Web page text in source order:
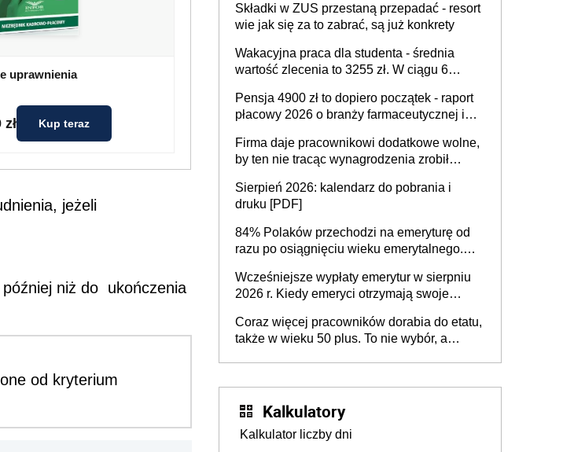
uprawnienia
zł Kup teraz
jeżeli
niż do ukończenia
od kryterium
Składki w ZUS przestaną przepadać - resort
wie jak się za to zabrać, są już konkrety
Wakacyjna praca dla studenta - średnia
wartość zlecenia to 3255 zł. W ciągu 6
ponad 10,7 tys. zł
Pensja 4900 zł to dopiero początek - raport
płacowy 2026 o branży farmaceutycznej i
Firma daje pracownikowi dodatkowe wolne,
by ten nie tracąc wynagrodzenia zrobił
sprawdza
Sierpień 2026: kalendarz do pobrania i
druku [PDF]
84% Polaków przechodzi na emeryturę od
razu po osiągnięciu wieku emerytalnego.
dłużej, ale czy jest w stanie? Pracownicy
45+ to siła napędowa gospodarki
Wcześniejsze wypłaty emerytur w sierpniu
2026 r. Kiedy emeryci otrzymają swoje
Coraz więcej pracowników dorabia do etatu,
także w wieku 50 plus. To nie wybór, a
Kalkulatory
Kalkulator liczby dni